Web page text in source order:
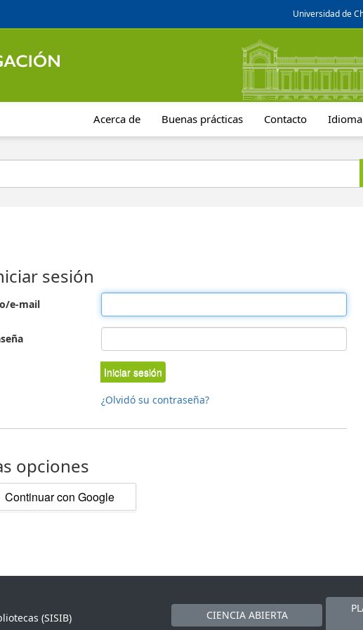
Universidad de
Acerca de Buenas prácticas Contacto Idioma
sesión
e-mail
Iniciar sesión
¿Olvidó su contraseña?
opciones
Continuar con Google
(SISIB)
CIENCIA ABIERTA